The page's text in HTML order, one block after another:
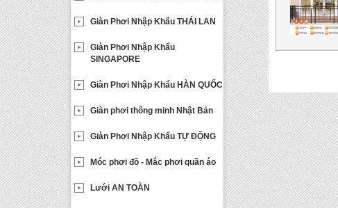
Giàn Phơi Nhập Khẩu THÁI LAN
Giàn Phơi Nhập Khẩu
SINGAPORE
Giàn Phơi Nhập Khẩu HÀN QUỐC
Giàn phơi thông minh Nhật Bản
Giàn Phơi Nhập Khẩu TỰ ĐỘNG
Móc phơi đồ - Mắc phơi quần áo
Lưới AN TOÀN